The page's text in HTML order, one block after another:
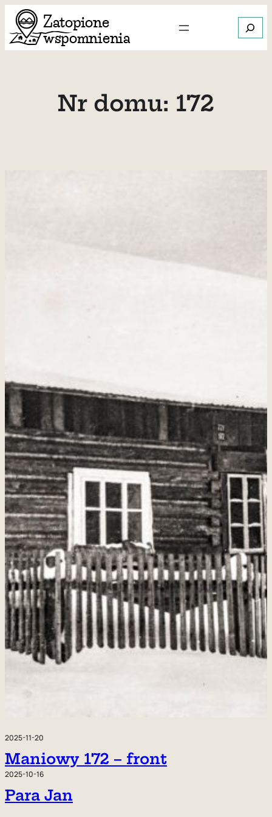
Przejdź
do
treści
Szukaj
Nr domu: 172
2025-11-20
Maniowy 172 – front
2025-10-16
Para Jan